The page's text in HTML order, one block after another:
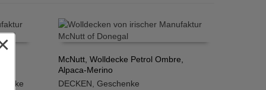
McNutt, Wolldecke Petrol Ombre,
Alpaca-Merino
DECKEN ,Geschenke